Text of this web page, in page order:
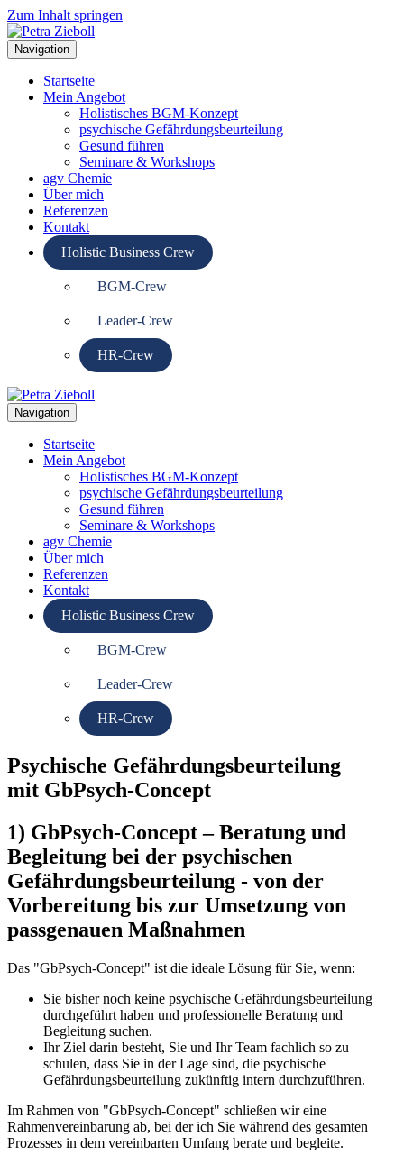
Zum Inhalt springen
Navigation
Startseite
Mein Angebot
Holistisches BGM-Konzept
psychische Gefährdungsbeurteilung
Gesund führen
Seminare & Workshops
agv Chemie
Über mich
Referenzen
Kontakt
Holistic Business Crew
BGM-Crew
Leader-Crew
HR-Crew
Navigation
Startseite
Mein Angebot
Holistisches BGM-Konzept
psychische Gefährdungsbeurteilung
Gesund führen
Seminare & Workshops
agv Chemie
Über mich
Referenzen
Kontakt
Holistic Business Crew
BGM-Crew
Leader-Crew
HR-Crew
Psychische Gefährdungsbeurteilung
mit GbPsych-Concept
1) GbPsych-Concept – Beratung und
Begleitung bei der psychischen
Gefährdungsbeurteilung - von der
Vorbereitung bis zur Umsetzung von
passgenauen Maßnahmen
Das "GbPsych-Concept" ist die ideale Lösung für Sie, wenn:
Sie bisher noch keine psychische Gefährdungsbeurteilung
durchgeführt haben und professionelle Beratung und
Begleitung suchen.
Ihr Ziel darin besteht, Sie und Ihr Team fachlich so zu
schulen, dass Sie in der Lage sind, die psychische
Gefährdungsbeurteilung zukünftig intern durchzuführen.
Im Rahmen von "GbPsych-Concept" schließen wir eine
Rahmenvereinbarung ab, bei der ich Sie während des gesamten
Prozesses in dem vereinbarten Umfang berate und begleite.